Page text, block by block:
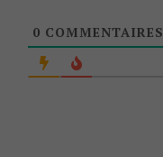
0 COMMENTAIRES